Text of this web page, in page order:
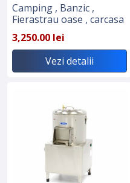
Camping , Banzic ,
Fierastrau oase , carcasa
3,250.00 lei
Vezi detalii